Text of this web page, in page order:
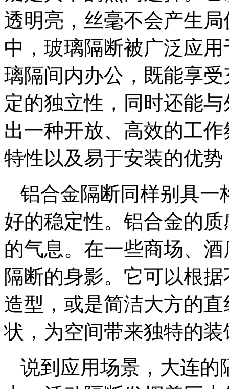
透明亮，丝毫不会产生
中，玻璃隔断被广泛应
璃隔间内办公，既能享
定的独立性，同时还能
出一种开放、高效的工
特性以及易于安装的优
铝合金隔断同样别具一
好的稳定性。铝合金的
的气息。在一些商场、
隔断的身影。它可以根
造型，或是简洁大方的
状，为空间带来独特的
说到应用场景，大连的